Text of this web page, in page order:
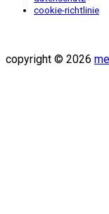
cookie-richtlinie
copyright © 2026